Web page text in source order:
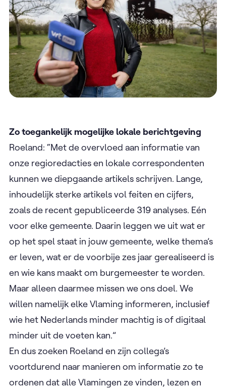
Zo toegankelijk mogelijke lokale berichtgeving
Roeland: “Met de overvloed aan informatie van
onze regioredacties en lokale correspondenten
kunnen we diepgaande artikels schrijven. Lange,
inhoudelijk sterke artikels vol feiten en cijfers,
zoals de recent gepubliceerde 319 analyses. Eén
voor elke gemeente. Daarin leggen we uit wat er
op het spel staat in jouw gemeente, welke thema’s
er leven, wat er de voorbije zes jaar gerealiseerd is
en wie kans maakt om burgemeester te worden.
Maar alleen daarmee missen we ons doel. We
willen namelijk elke Vlaming informeren, inclusief
wie het Nederlands minder machtig is of digitaal
minder uit de voeten kan.”
En dus zoeken Roeland en zijn collega’s
voortdurend naar manieren om informatie zo te
ordenen dat alle Vlamingen ze vinden, lezen en